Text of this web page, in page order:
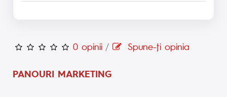
0 opinii / Spune-ţi opinia
PANOURI MARKETING